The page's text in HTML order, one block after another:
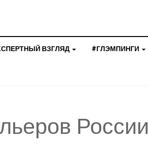
ВЗГЛЯД #ГЛЭМПИНГИ
России